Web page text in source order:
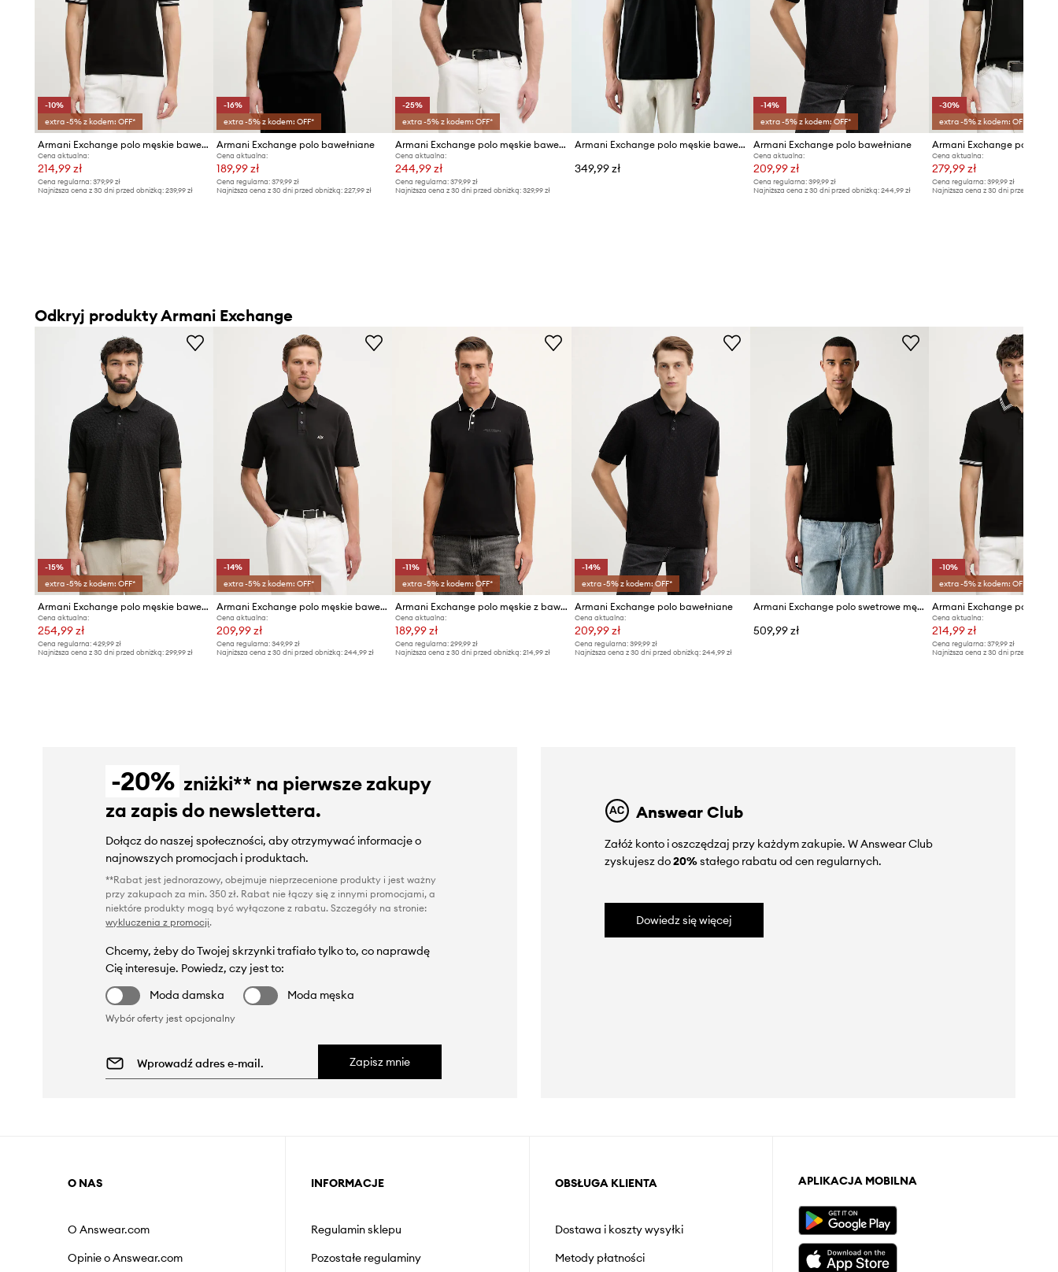
-10%
extra -5% z kodem: OFF*
Armani Exchange polo męskie bawełniane
Cena aktualna:
214,99 zł
Cena regularna: 379,99 zł
Najniższa cena z 30 dni przed obniżką: 239,99 zł
-16%
extra -5% z kodem: OFF*
Armani Exchange polo bawełniane
Cena aktualna:
189,99 zł
Cena regularna:379,99 zł
Najniższa cena z 30 dni przed obniżką:227,99 zł
-25%
extra -5% z kodem: OFF*
Armani Exchange polo męskie bawełniane
Cena aktualna:
244,99 zł
Cena regularna: 379,99 zł
Najniższa cena z 30 dni przed obniżką: 329,99 zł
Armani Exchange polo męskie bawełniane z elastanem
349,99 zł
-14%
extra -5% z kodem: OFF*
Armani Exchange polo bawełniane
Cena aktualna:
209,99 zł
Cena regularna:399,99 zł
Najniższa cena z 30 dni przed obniżką:244,99 zł
-30%
extra -5% z kodem: OFF*
Cena aktualna:
279,99 zł
Cena regularna: 399,99 zł
Najniższa cena z 30 dni przed obniżką:
Odkryj produkty Armani Exchange
-15%
extra -5% z kodem: OFF*
Armani Exchange polo męskie bawełniane
Cena aktualna:
254,99 zł
Cena regularna: 429,99 zł
Najniższa cena z 30 dni przed obniżką: 299,99 zł
-14%
extra -5% z kodem: OFF*
Armani Exchange polo męskie bawełniane
Cena aktualna:
209,99 zł
Cena regularna:349,99 zł
Najniższa cena z 30 dni przed obniżką:244,99 zł
-11%
extra -5% z kodem: OFF*
Armani Exchange polo męskie z bawełną
Cena aktualna:
189,99 zł
Cena regularna: 299,99 zł
Najniższa cena z 30 dni przed obniżką: 214,99 zł
-14%
extra -5% z kodem: OFF*
Armani Exchange polo bawełniane
Cena aktualna:
209,99 zł
Cena regularna: 399,99 zł
Najniższa cena z 30 dni przed obniżką: 244,99 zł
Armani Exchange polo swetrowe męskie z wiskozą
509,99 zł
-10%
extra -5% z kodem: OFF*
Cena aktualna:
214,99 zł
Cena regularna: 379,99 zł
Najniższa cena z 30 dni przed obniżką:
-20% zniżki** na pierwsze zakupy
za zapis do newslettera.
Dołącz do naszej społeczności, aby otrzymywać informacje o
najnowszych promocjach i produktach.
**Rabat jest jednorazowy, obejmuje nieprzecenione produkty i jest ważny
przy zakupach za min. 350 zł. Rabat nie łączy się z innymi promocjami, a
niektóre produkty mogą być wyłączone z rabatu. Szczegóły na stronie:
wykluczenia z promocji.
Chcemy, żeby do Twojej skrzynki trafiało tylko to, co naprawdę
Cię interesuje. Powiedz, czy jest to:
Moda damska
Moda męska
Wybór oferty jest opcjonalny
Zapisz mnie
Answear Club
Załóż konto i oszczędzaj przy każdym zakupie. W Answear Club
zyskujesz do20%stałego rabatu od cen regularnych.
Dowiedz się więcej
O NAS
O Answear.com
Opinie o Answear.com
INFORMACJE
Regulamin sklepu
Pozostałe regulaminy
OBSŁUGA KLIENTA
Dostawa i koszty wysyłki
Metody płatności
APLIKACJA MOBILNA